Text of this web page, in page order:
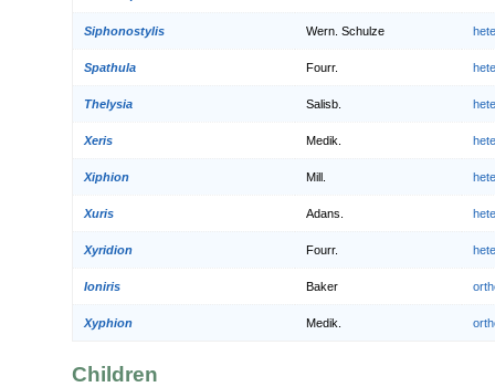
Siphonostylis Wern. Schulze
Spathula Fourr.
Thelysia Salisb.
Xeris Medik.
Xiphion Mill.
Xuris Adans.
Xyridion Fourr.
Ioniris Baker
Xyphion Medik.
Children